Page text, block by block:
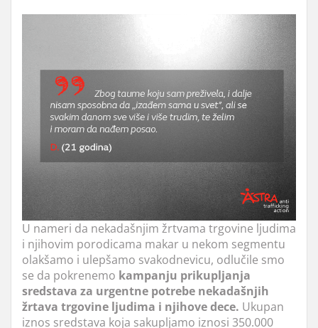
U nameri da nekadašnjim žrtvama trgovine ljudima
i njihovim porodicama makar u nekom segmentu
olakšamo i ulepšamo svakodnevicu, odlučile smo
se da pokrenemo kampanju prikupljanja
sredstava za urgentne potrebe nekadašnjih
žrtava trgovine ljudima i njihove dece. Ukupan
iznos sredstava koja sakupljamo iznosi 350.000